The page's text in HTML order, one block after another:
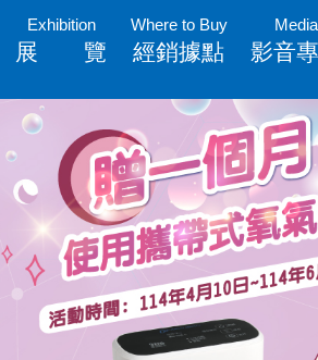
Exhibition
展 覽
Where to Buy
經銷據點
Media
影音